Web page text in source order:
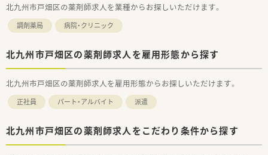
北九州市戸畑区の薬剤師求人を業種からお探しいただけます。
調剤薬局 病院・クリニック
北九州市戸畑区の薬剤師求人を雇用形態から探す
北九州市戸畑区の薬剤師求人を雇用形態からお探しいただけます。
正社員 パート・アルバイト 派遣
北九州市戸畑区の薬剤師求人をこだわり条件から探す